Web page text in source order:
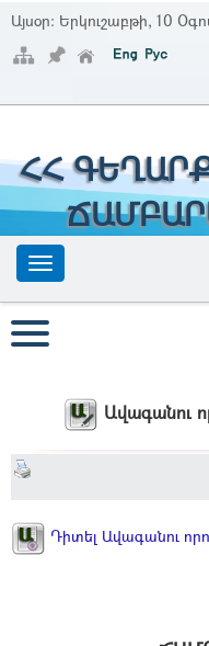
Այսօր: Երկուշաբթի, 10
ՀՀ
Ավագանու
Դիտել Ավագանու